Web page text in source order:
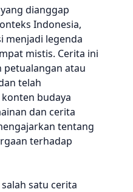
dianggap
Indonesia,
menjadi legenda
mistis. Cerita ini
atau
telah
budaya
dan cerita
tentang
terhadap
satu cerita